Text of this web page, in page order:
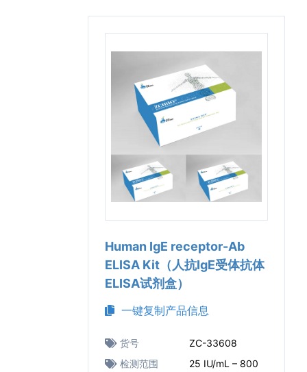
Human IgE receptor-Ab
ELISA Kit（人抗IgE受体抗体
ELISA试剂盒）
一键复制产品信息
货号
ZC-33608
检测范围
25 IU/mL – 800